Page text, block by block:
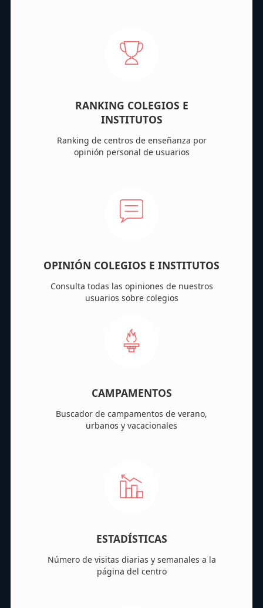
RANKING COLEGIOS E
INSTITUTOS
Ranking de centros de enseñanza por
opinión personal de usuarios
OPINIÓN COLEGIOS E INSTITUTOS
Consulta todas las opiniones de nuestros
usuarios sobre colegios
CAMPAMENTOS
Buscador de campamentos de verano,
urbanos y vacacionales
ESTADÍSTICAS
Número de visitas diarias y semanales a la
página del centro